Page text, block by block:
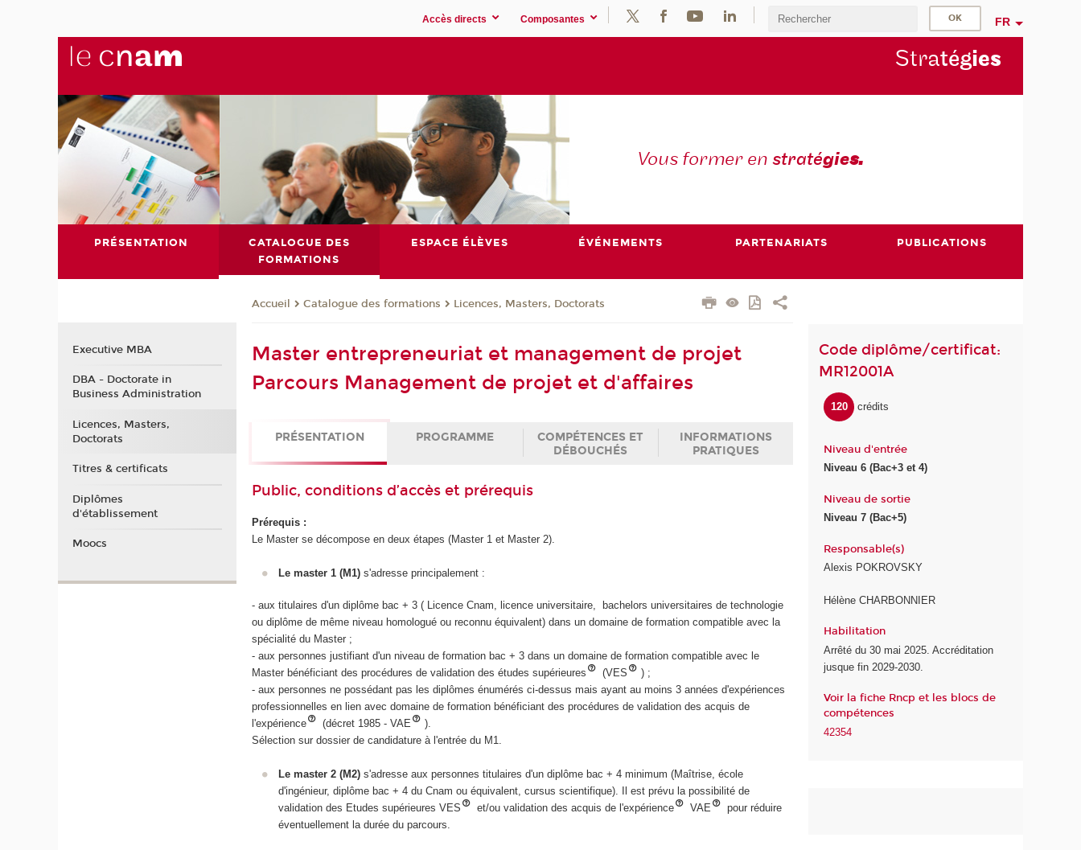
Accès directs Composantes FR
Stratégies
Vous former en stratégies.
PRÉSENTATION
CATALOGUE DES
FORMATIONS
ESPACE ÉLÈVES ÉVÉNEMENTS PARTENARIATS PUBLICATIONS
Accueil Catalogue des formations Licences, Masters, Doctorats
Master entrepreneuriat et management de projet
Parcours Management de projet et d'affaires
PRÉSENTATION PROGRAMME
COMPÉTENCES ET
DÉBOUCHÉS
INFORMATIONS
PRATIQUES
Public, conditions d’accès et prérequis
Prérequis :
Le Master se décompose en deux étapes (Master 1 et Master 2).
Le master 1 (M1)s'adresse principalement :
- aux titulaires d'un diplôme bac + 3 ( Licence Cnam, licence universitaire, bachelors universitaires de technologie
ou diplôme de même niveau homologué ou reconnu équivalent) dans un domaine de formation compatible avec la
spécialité du Master ;
- aux personnes justifiant d'un niveau de formation bac + 3 dans un domaine de formation compatible avec le
Master bénéficiant des procédures de validation des études supérieures
(VES
) ;
- aux personnes ne possédant pas les diplômes énumérés ci-dessus mais ayant au moins 3 années d'expériences
professionnelles en lien avec domaine de formation bénéficiant des procédures de validation des acquis de
l'expérience
(décret 1985 - VAE
).
Sélection sur dossier de candidature à l'entrée du M1.
Le master 2 (M2)s'adresse aux personnes titulaires d'un diplôme bac + 4 minimum (Maîtrise, école
d'ingénieur, diplôme bac + 4 du Cnam ou équivalent, cursus scientifique). Il est prévu la possibilité de
validation des Etudes supérieures VES
et/ou validation des acquis de l'expérience VAE
pour réduire
éventuellement la durée du parcours.
Code diplôme/certificat:
MR12001A
120 crédits
Niveau d'entrée
Niveau 6 (Bac+3 et 4)
Niveau de sortie
Niveau 7 (Bac+5)
Responsable(s)
Alexis POKROVSKY
Hélène CHARBONNIER
Habilitation
Arrêté du 30 mai 2025. Accréditation
jusque fin 2029-2030.
Voir la fiche Rncp et les blocs de
compétences
42354
Executive MBA
DBA - Doctorate in
Business Administration
Licences, Masters,
Doctorats
Titres & certificats
Diplômes
d'établissement
Moocs